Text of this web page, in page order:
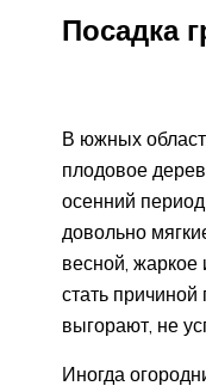
Посадка
В южных
плодовое
осенний
довольно
весной, жаркое
стать причиной
выгорают, не
Иногда